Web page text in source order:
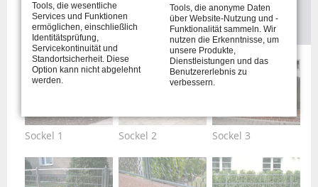
JETZT ANFRAGEN
Sockel 1 Sockel 2 Sockel 3
Tools, die wesentliche
Services und Funktionen
ermöglichen, einschließlich
Identitätsprüfung,
Servicekontinuität und
Standortsicherheit. Diese
Option kann nicht abgelehnt
werden.
Tools, die anonyme Daten
über Website-Nutzung und -
Funktionalität sammeln. Wir
nutzen die Erkenntnisse, um
unsere Produkte,
Dienstleistungen und das
Benutzererlebnis zu
verbessern.